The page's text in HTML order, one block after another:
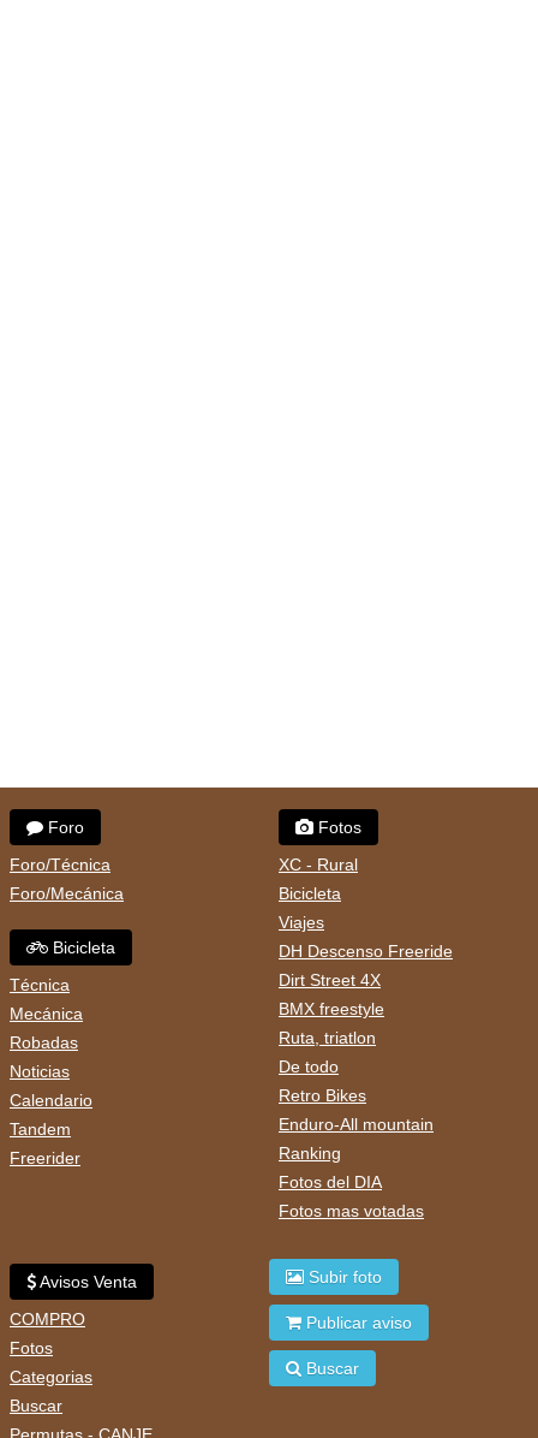
Foro
Foro/Técnica
Foro/Mecánica
Bicicleta
Técnica
Mecánica
Robadas
Noticias
Calendario
Tandem
Freerider
Fotos
XC - Rural
Bicicleta
Viajes
DH Descenso Freeride
Dirt Street 4X
BMX freestyle
Ruta, triatlon
De todo
Retro Bikes
Enduro-All mountain
Ranking
Fotos del DIA
Fotos mas votadas
Avisos Venta
COMPRO
Fotos
Categorias
Buscar
Subir foto
Publicar aviso
Buscar